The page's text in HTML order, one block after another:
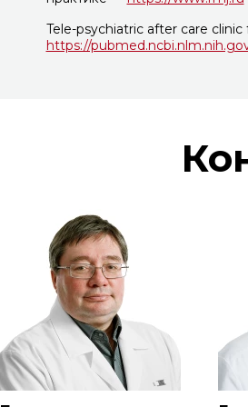
Tele-psychiatric after care
https://